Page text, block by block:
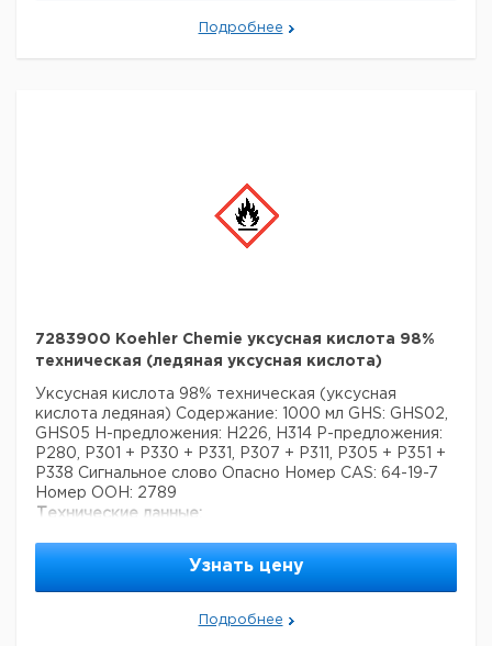
Подробнее
7283900 Koehler Chemie уксусная кислота 98%
техническая (ледяная уксусная кислота)
Уксусная кислота 98% техническая (уксусная
кислота ледяная) Содержание: 1000 мл GHS: GHS02,
GHS05
H-предложения: H226, H314 P-предложения:
P280, P301 + P330 + P331, P307 + P311, P305 + P351 +
P338 Сигнальное слово Опасно
Номер CAS: 64-19-7
Номер ООН: 2789
Технические данные:
Данные, связанные с безопасностью:
Опасность
Узнать цену
Подробнее